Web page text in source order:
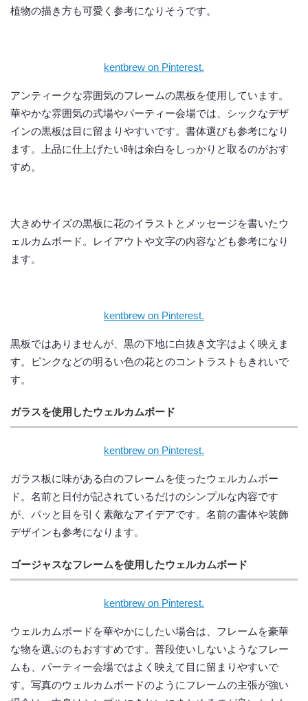
植物の描き方も可愛く参考になりそうです。
kentbrew on Pinterest.
アンティークな雰囲気のフレームの黒板を使用しています。
華やかな雰囲気の式場やパーティー会場では、シックなデザ
インの黒板は目に留まりやすいです。書体選びも参考になり
ます。上品に仕上げたい時は余白をしっかりと取るのがおす
すめ。
大きめサイズの黒板に花のイラストとメッセージを書いたウ
ェルカムボード。レイアウトや文字の内容なども参考になり
ます。
kentbrew on Pinterest.
黒板ではありませんが、黒の下地に白抜き文字はよく映えま
す。ピンクなどの明るい色の花とのコントラストもきれいで
す。
ガラスを使用したウェルカムボード
kentbrew on Pinterest.
ガラス板に味がある白のフレームを使ったウェルカムボー
ド。名前と日付が記されているだけのシンプルな内容です
が、パッと目を引く素敵なアイデアです。名前の書体や装飾
デザインも参考になります。
ゴージャスなフレームを使用したウェルカムボード
kentbrew on Pinterest.
ウェルカムボードを華やかにしたい場合は、フレームを豪華
な物を選ぶのもおすすめです。普段使いしないようなフレー
ムも、パーティー会場ではよく映えて目に留まりやすいで
す。写真のウェルカムボードのようにフレームの主張が強い